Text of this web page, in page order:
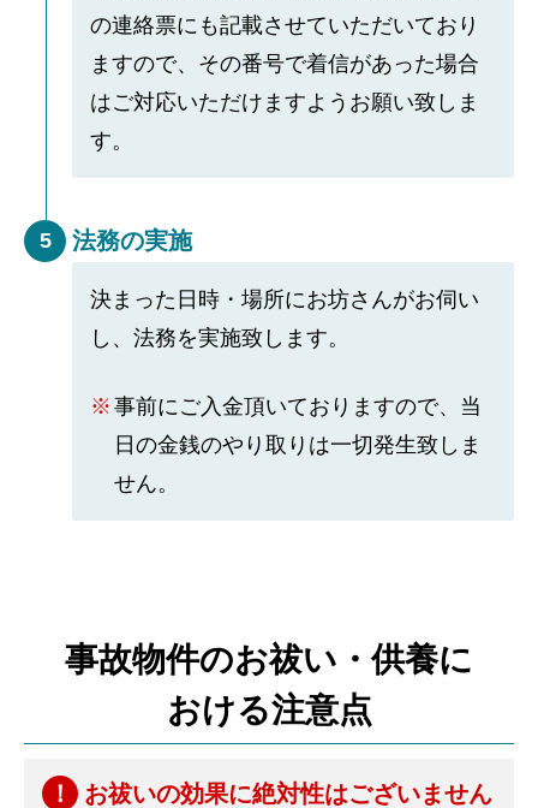
の連絡票にも記載させていただいており
ますので、その番号で着信があった場合
はご対応いただけますようお願い致しま
す。
5 法務の実施
決まった日時・場所にお坊さんがお伺い
し、法務を実施致します。
事前にご入金頂いておりますので、当
日の金銭のやり取りは一切発生致しま
せん。
事故物件のお祓い・供養に
おける注意点
お祓いの効果に絶対性はございません